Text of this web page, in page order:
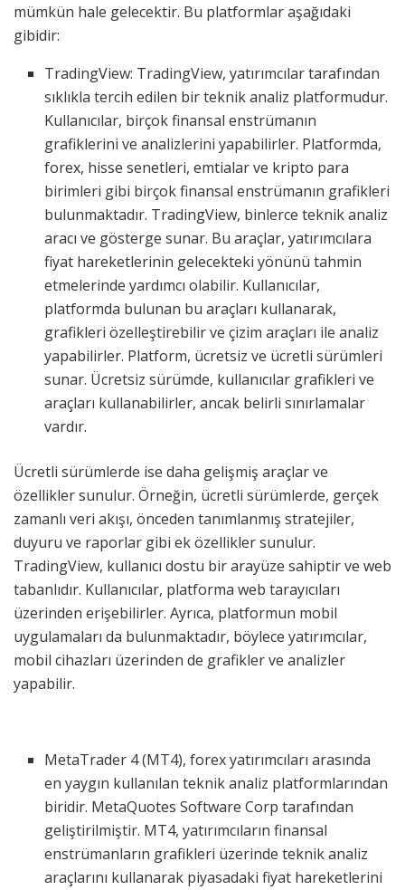
mümkün hale gelecektir. Bu platformlar aşağıdaki
gibidir:
TradingView: TradingView, yatırımcılar tarafından
sıklıkla tercih edilen bir teknik analiz platformudur.
Kullanıcılar, birçok finansal enstrümanın
grafiklerini ve analizlerini yapabilirler. Platformda,
forex, hisse senetleri, emtialar ve kripto para
birimleri gibi birçok finansal enstrümanın grafikleri
bulunmaktadır. TradingView, binlerce teknik analiz
aracı ve gösterge sunar. Bu araçlar, yatırımcılara
fiyat hareketlerinin gelecekteki yönünü tahmin
etmelerinde yardımcı olabilir. Kullanıcılar,
platformda bulunan bu araçları kullanarak,
grafikleri özelleştirebilir ve çizim araçları ile analiz
yapabilirler. Platform, ücretsiz ve ücretli sürümleri
sunar. Ücretsiz sürümde, kullanıcılar grafikleri ve
araçları kullanabilirler, ancak belirli sınırlamalar
vardır.
Ücretli sürümlerde ise daha gelişmiş araçlar ve
özellikler sunulur. Örneğin, ücretli sürümlerde, gerçek
zamanlı veri akışı, önceden tanımlanmış stratejiler,
duyuru ve raporlar gibi ek özellikler sunulur.
TradingView, kullanıcı dostu bir arayüze sahiptir ve web
tabanlıdır. Kullanıcılar, platforma web tarayıcıları
üzerinden erişebilirler. Ayrıca, platformun mobil
uygulamaları da bulunmaktadır, böylece yatırımcılar,
mobil cihazları üzerinden de grafikler ve analizler
yapabilir.
MetaTrader 4 (MT4), forex yatırımcıları arasında
en yaygın kullanılan teknik analiz platformlarından
biridir. MetaQuotes Software Corp tarafından
geliştirilmiştir. MT4, yatırımcıların finansal
enstrümanların grafikleri üzerinde teknik analiz
araçlarını kullanarak piyasadaki fiyat hareketlerini